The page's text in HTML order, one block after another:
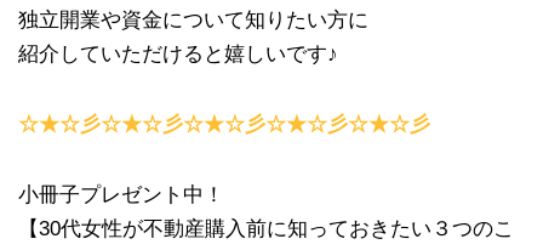
独立開業や資金について知りたい方に
紹介していただけると嬉しいです♪
☆★☆彡☆★☆彡☆★☆彡☆★☆彡☆★☆彡
小冊子プレゼント中！
【30代女性が不動産購入前に知っておきたい３つのこ